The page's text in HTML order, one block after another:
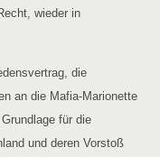
wieder in
die
an die Mafia-Marionette
für die
und deren Vorstoß